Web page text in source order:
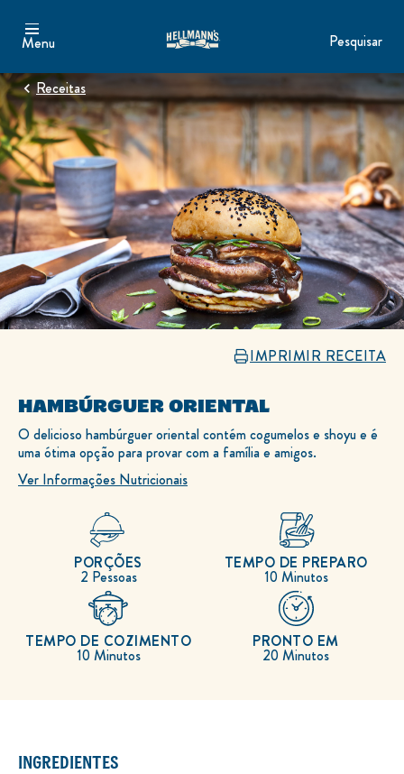
Menu Pesquisar
Receitas
IMPRIMIR RECEITA
HAMBÚRGUER ORIENTAL
O delicioso hambúrguer oriental contém cogumelos e shoyu e é
uma ótima opção para provar com a família e amigos.
Ver Informações Nutricionais
2 Pessoas
PORÇÕES
10 Minutos
TEMPO DE PREPARO
10 Minutos
TEMPO DE COZIMENTO
20 Minutos
PRONTO EM
INGREDIENTES